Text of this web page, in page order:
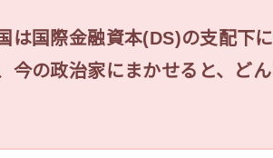
は国際金融資本(DS)の支配下
今の政治家にまかせると、ど